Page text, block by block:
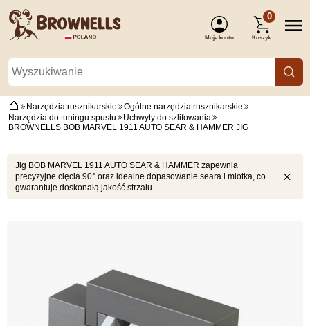
Moje konto
0
Koszyk
Narzędzia rusznikarskie
Ogólne narzędzia rusznikarskie
Narzędzia do tuningu spustu
Uchwyty do szlifowania
BROWNELLS BOB MARVEL 1911 AUTO SEAR & HAMMER JIG
Jig BOB MARVEL 1911 AUTO SEAR & HAMMER zapewnia
precyzyjne cięcia 90° oraz idealne dopasowanie seara i młotka, co
gwarantuje doskonałą jakość strzału.